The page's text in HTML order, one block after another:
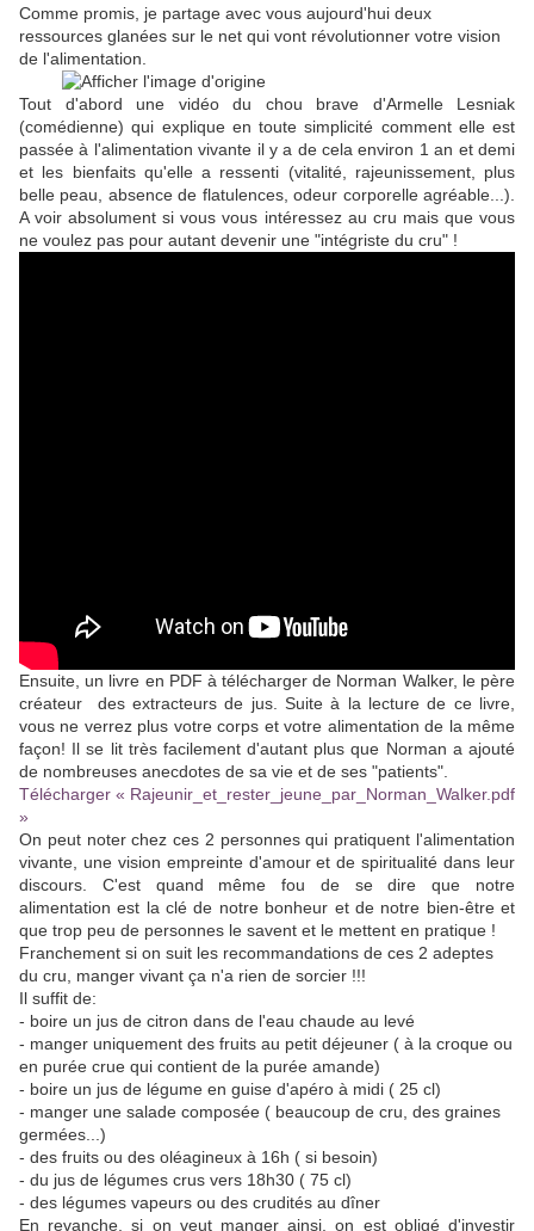
Comme promis, je partage avec vous aujourd'hui deux
ressources glanées sur le net qui vont révolutionner votre vision
de l'alimentation.
Tout d'abord une vidéo du chou brave d'Armelle Lesniak
(comédienne) qui explique en toute simplicité comment elle est
passée à l'alimentation vivante il y a de cela environ 1 an et demi
et les bienfaits qu'elle a ressenti (vitalité, rajeunissement, plus
belle peau, absence de flatulences, odeur corporelle agréable...).
A voir absolument si vous vous intéressez au cru mais que vous
ne voulez pas pour autant devenir une "intégriste du cru" !
Ensuite, un livre en PDF à télécharger de Norman Walker, le père
créateur des extracteurs de jus. Suite à la lecture de ce livre,
vous ne verrez plus votre corps et votre alimentation de la même
façon! Il se lit très facilement d'autant plus que Norman a ajouté
de nombreuses anecdotes de sa vie et de ses "patients".
Télécharger « Rajeunir_et_rester_jeune_par_Norman_Walker.pdf
»
On peut noter chez ces 2 personnes qui pratiquent l'alimentation
vivante, une vision empreinte d'amour et de spiritualité dans leur
discours. C'est quand même fou de se dire que notre
alimentation est la clé de notre bonheur et de notre bien-être et
que trop peu de personnes le savent et le mettent en pratique !
Franchement si on suit les recommandations de ces 2 adeptes
du cru, manger vivant ça n'a rien de sorcier !!!
Il suffit de:
- boire un jus de citron dans de l'eau chaude au levé
- manger uniquement des fruits au petit déjeuner ( à la croque ou
en purée crue qui contient de la purée amande)
- boire un jus de légume en guise d'apéro à midi ( 25 cl)
- manger une salade composée ( beaucoup de cru, des graines
germées...)
- des fruits ou des oléagineux à 16h ( si besoin)
- du jus de légumes crus vers 18h30 ( 75 cl)
- des légumes vapeurs ou des crudités au dîner
En revanche, si on veut manger ainsi, on est obligé d'investir